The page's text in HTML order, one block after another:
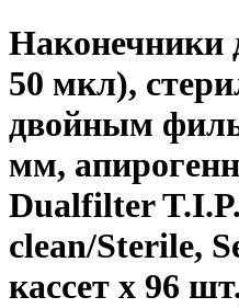
Наконечники
50 мкл),
двойным
мм,
Dualfilter
clean/Sterile,
кассет х 96